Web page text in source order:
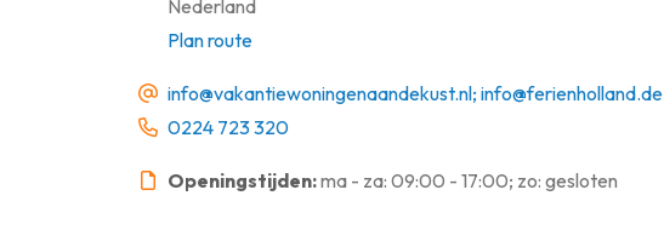
Nederland
Plan route
info@vakantiewoningenaandekust.nl; info@ferienholland.de
0224 723 320
Openingstijden:ma - za: 09:00 - 17:00; zo: gesloten